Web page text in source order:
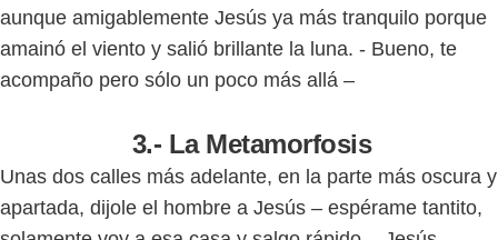
aunque amigablemente Jesús ya más tranquilo porque
amainó el viento y salió brillante la luna. - Bueno, te
acompaño pero sólo un poco más allá –
3.- La Metamorfosis
Unas dos calles más adelante, en la parte más oscura y
apartada, dijole el hombre a Jesús – espérame tantito,